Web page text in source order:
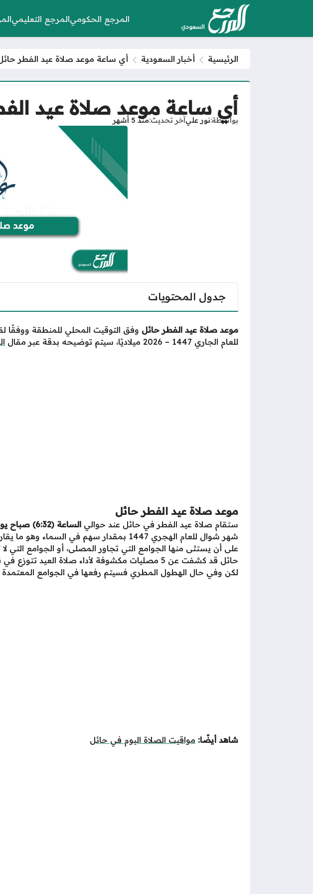
المرجع الحكوميالمرجع التعليمي
الرئيسية أخبار السعودية أي ساعة موعد صلاة عيد الفطر حائل 2026 –
أي ساعة موعد صلاة عيد الفطر حائل
بواسطة نور عليآخر تحديث منذ 5 أشهر
جدول المحتويات
موعد صلاة عيد الفطر حائل وفق التوقيت المحلي للمنطقة ووفقًا
للعام الجاري 1447 – 2026 ميلاديًا، سيتم توضيحه بدقة عبر مقال
موعد صلاة عيد الفطر حائل
ستقام صلاة عيد الفطر في حائل عند حوالي الساعة (6:32) صباح يوم الجمعة 20 اذار/ مارس للعام الميلادي 2026
شهر شوال للعام الهجري 1447 بمقدار سهم في السماء وهو ما يقارب مدة (15) دقيقة بعد الشروق، وذلك في جميع مصليات وجوامع
على أن يستثى منها الجوامع التي تجاور المصلى، أو الجوامع التي
حائل قد كشفت عن 5 مصليات مكشوفة لأداء صلاة
لكن وفي حال الهطول المطري فسيتم رفعها في الجوامع المعتمدة
شاهد أيضًا: مواقيت الصلاة اليوم في حائل